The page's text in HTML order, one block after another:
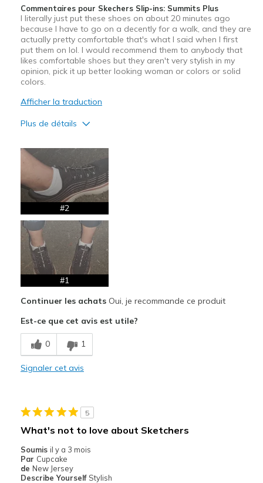
View On Shoes I'm Into Shoes
Commentaires pour Skechers Slip-ins: Summits Plus
I literally just put these shoes on about 20 minutes ago
because I have to go on a decently for a walk, and they are
actually pretty comfortable that's what I said when I first
put them on lol. I would recommend them to anybody that
likes comfortable shoes but they aren't very stylish in my
opinion, pick it up better looking woman or colors or solid
colors.
Afficher la traduction
Plus de détails
Comfortable
Le contre
Wish there were better styles
Les meilleures utilisations
Casual Wear
Walking
Width
Feels true to width
View On Shoes
I'm Into Shoes
#2
#1
Continuer les achatsOui, je recommande ce produit
Est-ce que cet avis est utile?
0 1
Signaler cet avis
5
What's not to love about Sketchers
Soumis il y a 3 mois
Par Cupcake
de New Jersey
Describe Yourself Stylish